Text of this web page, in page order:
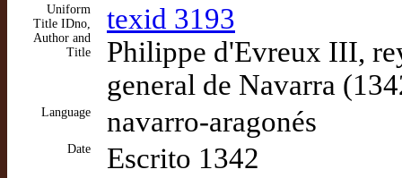
Uniform
Title IDno,
Author and
Title
texid 3193
Philippe d'Evreux III,
general de Navarra
Language navarro-aragonés
Date Escrito 1342